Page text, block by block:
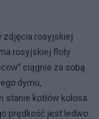
zdjęcia rosyjskiej
rosyjskiej floty
ciągnie za sobą
dymu,
stanie kotłów kolosa.
prędkość jest ledwo